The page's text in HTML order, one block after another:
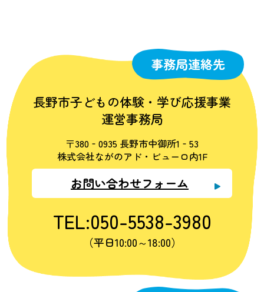
事務局連絡先
長野市子どもの体験・学び応援事業
運営事務局
〒380‐0935 長野市中御所1‐53
株式会社ながのアド・ビューロ内1F
お問い合わせフォーム
TEL:050-5538-3980
（平日10:00～18:00）